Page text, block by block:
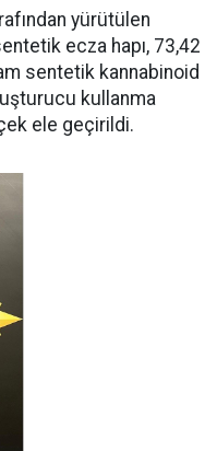
yürütülen
ecza hapı, 73,42
sentetik kannabinoid
kullanma
ele geçirildi.